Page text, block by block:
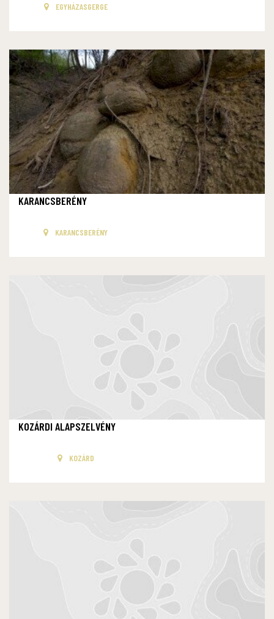
EGYHÁZASGERGE
KARANCSBERÉNY
KARANCSBERÉNY
KOZÁRDI ALAPSZELVÉNY
KOZÁRD